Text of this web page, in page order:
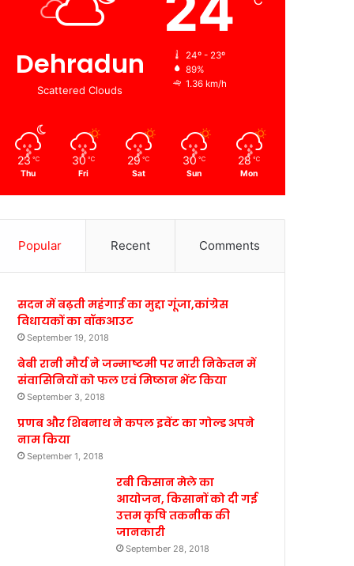
Dehradun
Scattered Clouds
24º - 23º
89%
1.36 km/h
23 ℃
Thu
30 ℃
Fri
29 ℃
Sat
30 ℃
Sun
28 ℃
Mon
Popular Recent Comments
सदन में बढ़ती महंगाई का मुद्दा गूंजा,कांग्रेस
विधायकों का वॉकआउट
September 19, 2018
बेबी रानी मौर्य ने जन्माष्टमी पर नारी निकेतन में
संवासिनियों को फल एवं मिष्ठान भेंट किया
September 3, 2018
प्रणब और शिबनाथ ने कपल इवेंट का गोल्ड अपने
नाम किया
September 1, 2018
रबी किसान मेले का
आयोजन, किसानों को दी गई
उत्तम कृषि तकनीक की
जानकारी
September 28, 2018